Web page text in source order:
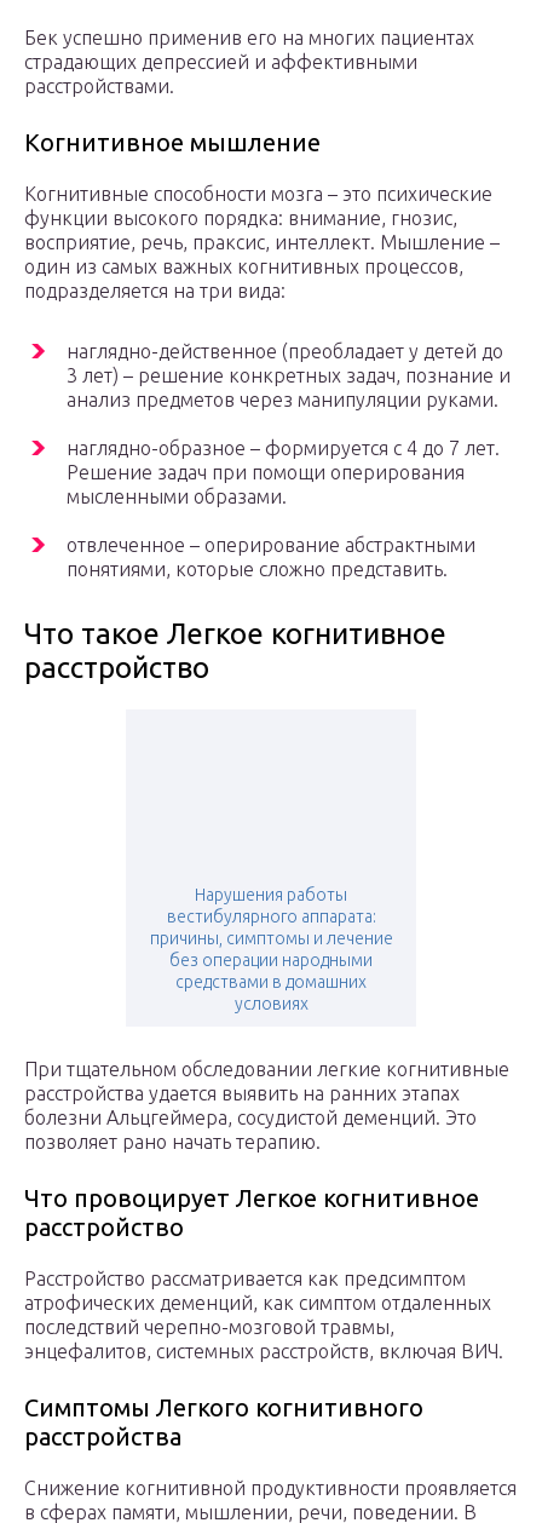
Бек успешно применив его на многих пациентах
страдающих депрессией и аффективными
расстройствами.
Когнитивное мышление
Когнитивные способности мозга – это психические
функции высокого порядка: внимание, гнозис,
восприятие, речь, праксис, интеллект. Мышление –
один из самых важных когнитивных процессов,
подразделяется на три вида:
наглядно-действенное (преобладает у детей до
3 лет) – решение конкретных задач, познание и
анализ предметов через манипуляции руками.
наглядно-образное – формируется с 4 до 7 лет.
Решение задач при помощи оперирования
мысленными образами.
отвлеченное – оперирование абстрактными
понятиями, которые сложно представить.
Что такое Легкое когнитивное
расстройство
Нарушения работы
вестибулярного аппарата:
причины, симптомы и лечение
без операции народными
средствами в домашних
условиях
При тщательном обследовании легкие когнитивные
расстройства удается выявить на ранних этапах
болезни Альцгеймера, сосудистой деменций. Это
позволяет рано начать терапию.
Что провоцирует Легкое когнитивное
расстройство
Расстройство рассматривается как предсимптом
атрофических деменций, как симптом отдаленных
последствий черепно-мозговой травмы,
энцефалитов, системных расстройств, включая ВИЧ.
Симптомы Легкого когнитивного
расстройства
Снижение когнитивной продуктивности проявляется
в сферах памяти, мышлении, речи, поведении. В